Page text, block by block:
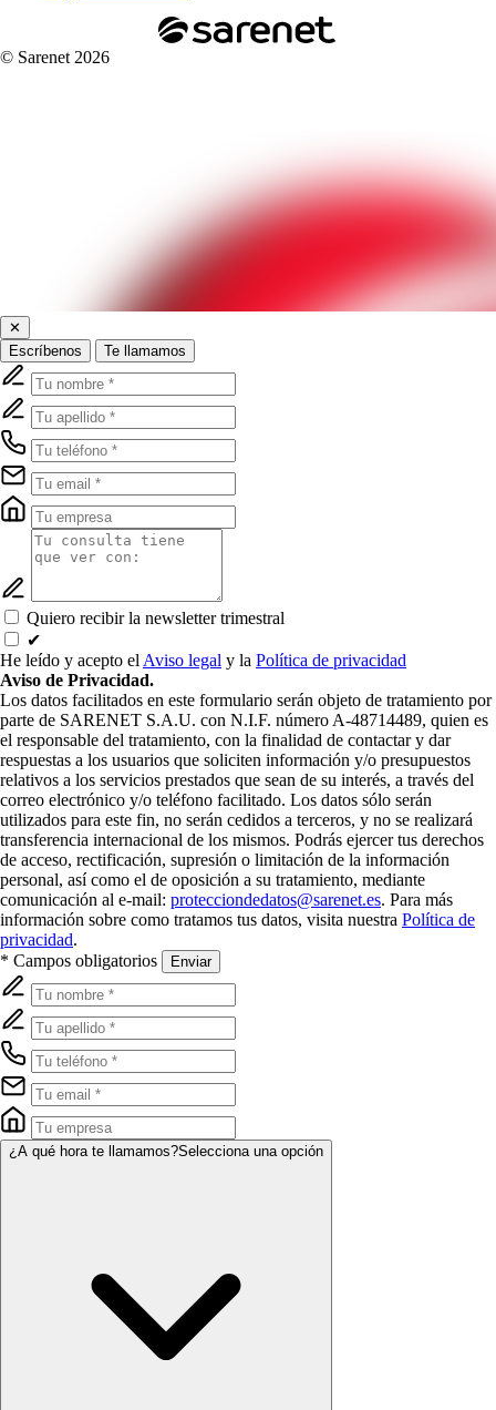
© Sarenet 2026
✕
Escríbenos
Te llamamos
Quiero recibir la newsletter trimestral
✔
He leído y acepto el Aviso legal y la Política de privacidad
Aviso de Privacidad.
Los datos facilitados en este formulario serán objeto de tratamiento por
parte de SARENET S.A.U. con N.I.F. número A-48714489, quien es
el responsable del tratamiento, con la finalidad de contactar y dar
respuestas a los usuarios que soliciten información y/o presupuestos
relativos a los servicios prestados que sean de su interés, a través del
correo electrónico y/o teléfono facilitado. Los datos sólo serán
utilizados para este fin, no serán cedidos a terceros, y no se realizará
transferencia internacional de los mismos. Podrás ejercer tus derechos
de acceso, rectificación, supresión o limitación de la información
personal, así como el de oposición a su tratamiento, mediante
comunicación al e-mail: protecciondedatos@sarenet.es. Para más
información sobre como tratamos tus datos, visita nuestra Política de
privacidad.
* Campos obligatorios
Enviar
¿A qué hora te llamamos?Selecciona una opción